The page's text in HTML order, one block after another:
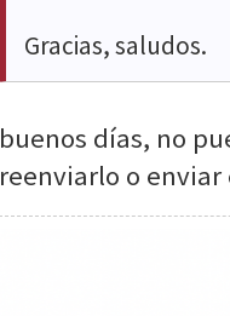
Gracias, saludos.
buenos días, no
reenviarlo o enviar